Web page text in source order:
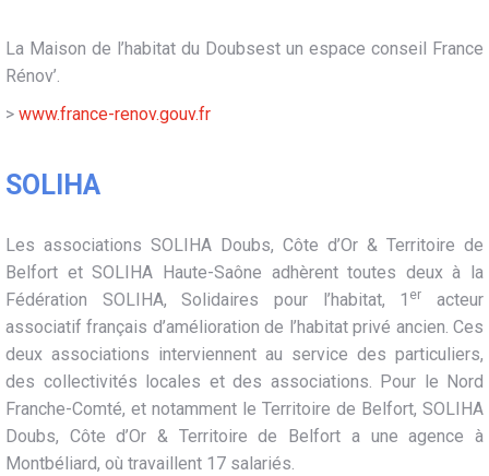
La Maison de l’habitat du Doubsest un espace conseil France
Rénov’.
> www.france-renov.gouv.fr
SOLIHA
Les associations SOLIHA Doubs, Côte d’Or & Territoire de
Belfort et SOLIHA Haute-Saône adhèrent toutes deux à la
Fédération SOLIHA, Solidaires pour l’habitat, 1 er
acteur
associatif français d’amélioration de l’habitat privé ancien. Ces
deux associations interviennent au service des particuliers,
des collectivités locales et des associations. Pour le Nord
Franche-Comté, et notamment le Territoire de Belfort, SOLIHA
Doubs, Côte d’Or & Territoire de Belfort a une agence à
Montbéliard, où travaillent 17 salariés.